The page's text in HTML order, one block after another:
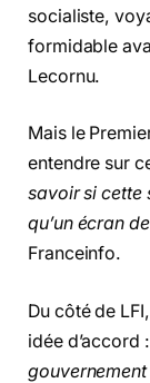
socialiste,
formidable
Lecornu.
Mais le
entendre sur
savoir si cette
qu’un écran
Franceinfo.
Du côté de
idée d’accord